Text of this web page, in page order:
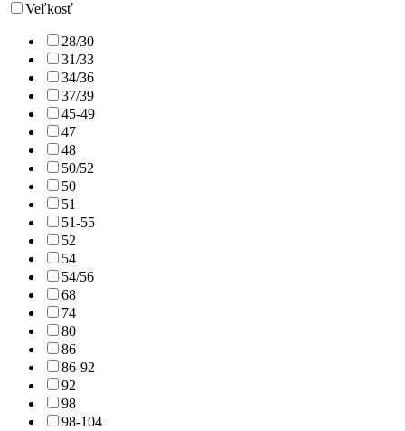
Veľkosť
28/30
31/33
34/36
37/39
45-49
47
48
50/52
50
51
51-55
52
54
54/56
68
74
80
86
86-92
92
98
98-104